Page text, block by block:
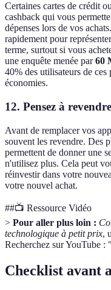
Certaines cartes de crédit
cashback qui vous
dépenses lors de vos
rapidement pour
terme, surtout si vous
une enquête menée par60
40% des utilisateurs de ces
économies.
12. Pensez à
Avant de remplacer vos
souvent les revendre. Des
permettent de donner une
n'utilisez plus. Cela peut
réinvestir dans votre
votre nouvel achat.
##📺 Ressource Vidéo
> Pour aller plus loin :
technologique à petit prix,
Recherchez sur YouTube :
Checklist avant